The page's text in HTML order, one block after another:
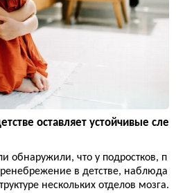
оставляет устойчивые сле
обнаружили, что у подростков, п
в детстве, наблюда
нескольких отделов мозга.